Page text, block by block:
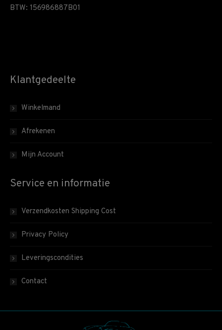
BTW: 156986887B01
Klantgedeelte
Winkelmand
Afrekenen
Mijn Account
Service en informatie
Verzendkosten Shipping Cost
Privacy Policy
Leveringscondities
Contact